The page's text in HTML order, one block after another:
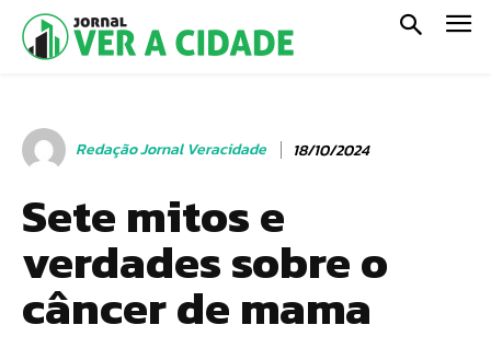
Redação Jornal Veracidade 18/10/2024
Sete mitos e
verdades sobre o
câncer de mama